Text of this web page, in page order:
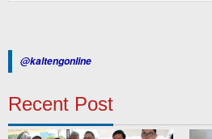
@kaltengonline
Recent Post